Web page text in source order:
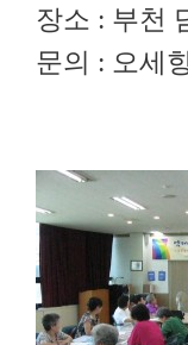
장소 : 부천
문의 : 오세